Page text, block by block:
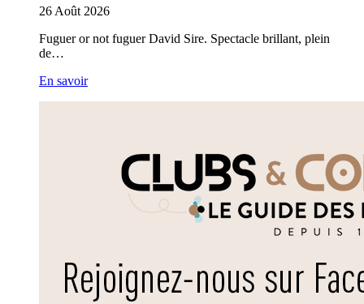
26 Août 2026
Fuguer or not fuguer David Sire. Spectacle brillant, plein
de…
En savoir